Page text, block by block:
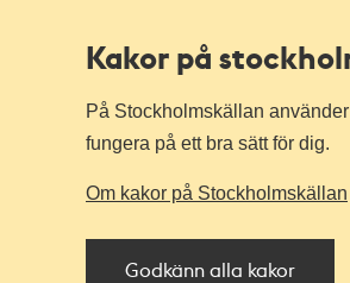
Kakor på
På Stockholmskällan
fungera på ett bra sätt för dig.
Om kakor på Stockholmskällan
Godkänn alla kakor